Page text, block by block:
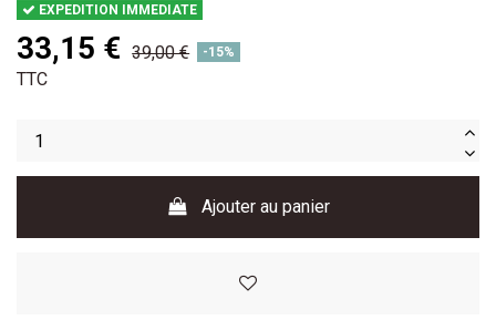
EXPEDITION IMMEDIATE
33,15 € 39,00 € -15%
TTC
Ajouter au panier